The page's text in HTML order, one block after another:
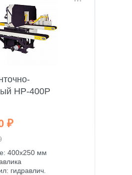
HP-400P
₽
400х250 мм
гидравлич.